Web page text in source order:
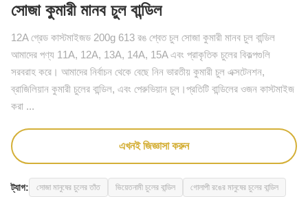
সোজা কুমারী মানব চুল বান্ডিল
12A গ্রেড কাস্টমাইজড 200g 613 রঙ শ্বেত চুল সোজা কুমারী মানব চুল বান্ডিল
আমাদের পণ্য 11A, 12A, 13A, 14A, 15A এবং প্রাকৃতিক চুলের বিকল্পগুলি
সরবরাহ করে। আমাদের নির্বাচন থেকে বেছে নিন ভারতীয় কুমারী চুল এক্সটেনশন,
ব্রাজিলিয়ান কুমারী চুলের বান্ডিল, এবং পেরুভিয়ান চুল।প্রতিটি বান্ডিলের ওজন কাস্টমাইজ
করা ...
এখনই জিজ্ঞাসা করুন
ট্যাগ: সোজা মানুষের চুলের তাঁত ভিয়েতনামী চুলের বান্ডিল গোলাপী রঙের মানুষের চুলের বান্ডিল